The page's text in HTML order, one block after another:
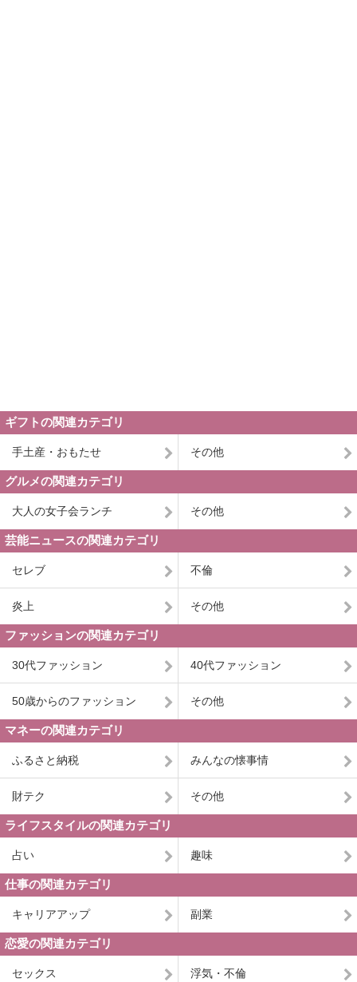
ギフトの関連カテゴリ
手土産・おもたせ その他
グルメの関連カテゴリ
大人の女子会ランチ その他
芸能ニュースの関連カテゴリ
セレブ 不倫
炎上 その他
ファッションの関連カテゴリ
30代ファッション 40代ファッション
50歳からのファッション その他
マネーの関連カテゴリ
ふるさと納税 みんなの懐事情
財テク その他
ライフスタイルの関連カテゴリ
占い 趣味
仕事の関連カテゴリ
キャリアアップ 副業
恋愛の関連カテゴリ
セックス 浮気・不倫